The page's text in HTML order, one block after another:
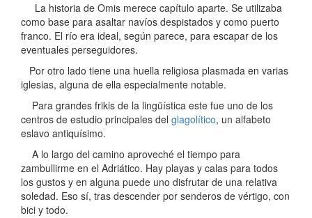
La historia de Omis merece capítulo aparte. Se utilizaba
como base para asaltar navíos despistados y como puerto
franco. El río era ideal, según parece, para escapar de los
eventuales perseguidores.
Por otro lado tiene una huella religiosa plasmada en varias
iglesias, alguna de ella especialmente notable.
Para grandes frikis de la lingüística este fue uno de los
centros de estudio principales del glagolítico, un alfabeto
eslavo antiquísimo.
A lo largo del camino aproveché el tiempo para
zambullirme en el Adriático. Hay playas y calas para todos
los gustos y en alguna puede uno disfrutar de una relativa
soledad. Eso sí, tras descender por senderos de vértigo, con
bici y todo.